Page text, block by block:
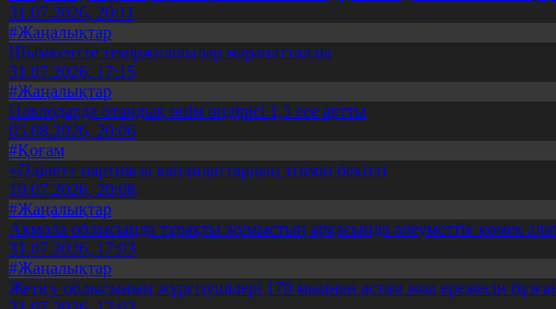
31.07.2026, 20:11
#Жаңалықтар
Шымкентте теміржолшылар марапатталды
31.07.2026, 17:15
#Жаңалықтар
Павлодарда отандық өнім өндірісі 1,5 есе артты
05.08.2026, 20:06
#Қоғам
«Әділет» партиясы кандидаттардың тізімін бекітті
10.07.2026, 20:08
#Жаңалықтар
Ақмола облысында тұрақты жұмыстың арқасында әлеуметтік көмек
31.07.2026, 17:03
#Жаңалықтар
Жетісу облысының жүргізушілері 170 мыңнан астам жол ережесін